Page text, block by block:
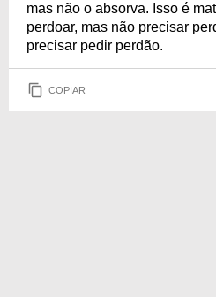
mas não o absorva. Isso é
perdoar, mas não precisar
precisar pedir perdão.
COPIAR